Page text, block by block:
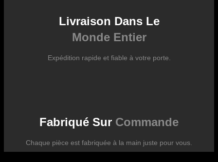
Livraison Dans Le
Monde Entier
Expédition rapide et fiable à votre porte.
Fabriqué Sur Commande
Chaque pièce est fabriquée à la main juste pour vous.